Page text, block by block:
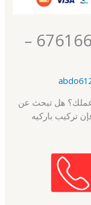
تركيب باركيه الكويت 67616615 –
هل تبحث عن
تركيب باركيه